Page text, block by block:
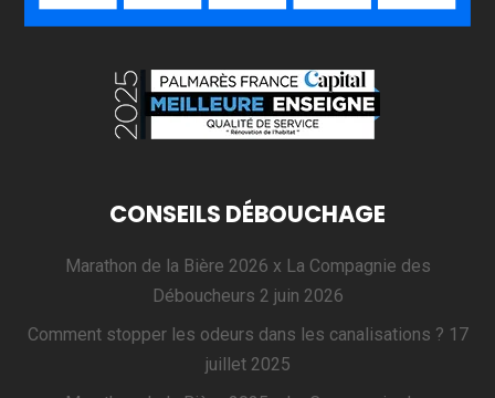
CONSEILS DÉBOUCHAGE
Marathon de la Bière 2026 x La Compagnie des
Déboucheurs 2 juin 2026
Comment stopper les odeurs dans les canalisations ? 17
juillet 2025